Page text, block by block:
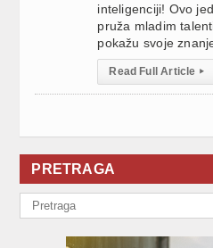
inteligenciji! Ovo
pruža mladim
pokažu svoje
Read Full Article ▸
PRETRAGA